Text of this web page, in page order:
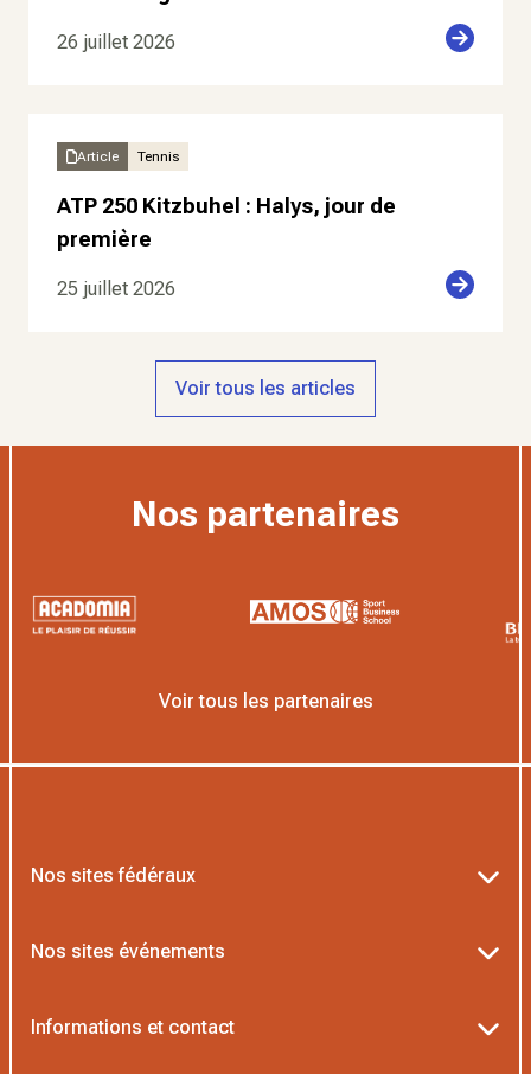
26 juillet 2026
Article Tennis
ATP 250 Kitzbuhel : Halys, jour de
première
25 juillet 2026
Voir tous les articles
Nos partenaires
Voir tous les partenaires
Nos sites fédéraux
Nos sites événements
Informations et contact